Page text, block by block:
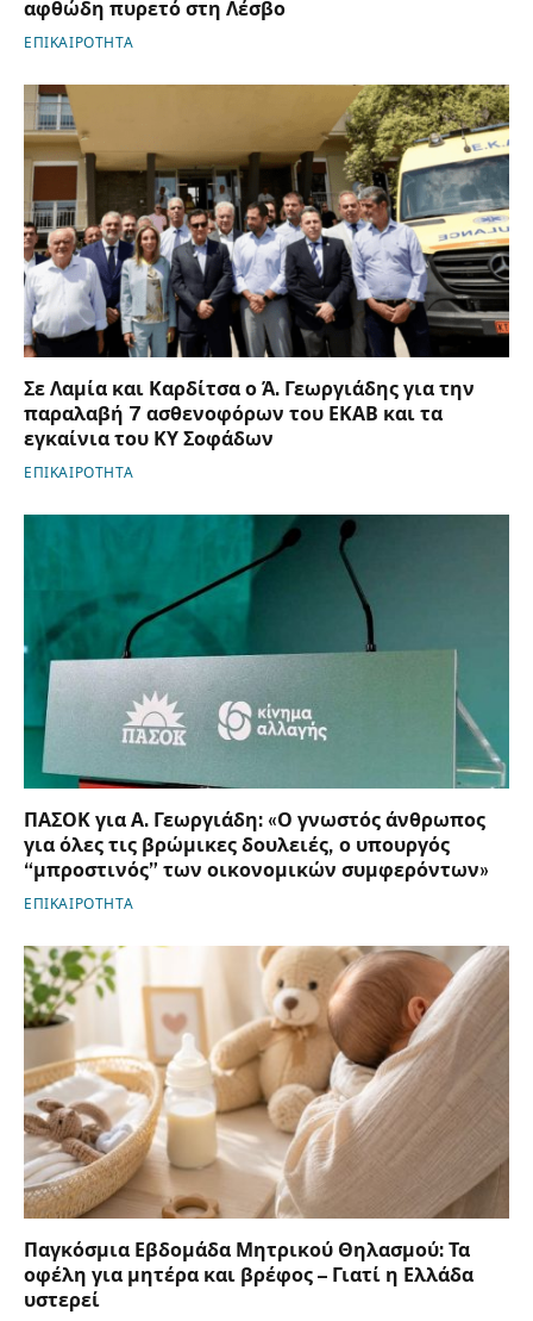
αφθώδη πυρετό στη Λέσβο
ΕΠΙΚΑΙΡΟΤΗΤΑ
Σε Λαμία και Καρδίτσα ο Ά. Γεωργιάδης για την
παραλαβή 7 ασθενοφόρων του ΕΚΑΒ και τα
εγκαίνια του ΚΥ Σοφάδων
ΕΠΙΚΑΙΡΟΤΗΤΑ
ΠΑΣΟΚ για Α. Γεωργιάδη: «Ο γνωστός άνθρωπος
για όλες τις βρώμικες δουλειές, ο υπουργός
“μπροστινός” των οικονομικών συμφερόντων»
ΕΠΙΚΑΙΡΟΤΗΤΑ
Παγκόσμια Εβδομάδα Μητρικού Θηλασμού: Τα
οφέλη για μητέρα και βρέφος – Γιατί η Ελλάδα
υστερεί